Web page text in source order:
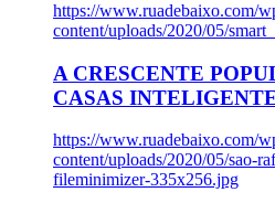
https://www.ruadebaixo.com/
content/uploads/2020/05/
A CRESCENTE
CASAS
https://www.ruadebaixo.com/
content/uploads/2020/05/sao-
fileminimizer-335x256.jpg